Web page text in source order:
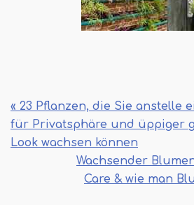
« 23 Pflanzen, die Sie anstelle
für Privatsphäre und üppiger
Look wachsen können
Wachsender
Care & wie man